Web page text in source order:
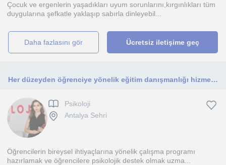
Çocuk ve ergenlerin yaşadıkları uyum sorunlarını,kırgınlıkları tüm
duygularına şefkatle yaklaşıp sabırla dinleyebil...
daha fazlasını gör Ücretsiz iletişime geç
Her düzeyden öğrenciye yönelik eğitim danışmanlığı hizmeti vermekteyim. Kişiye yönelik çalışma planları oluşturuyorum.
Psikoloji
Antalya Sehri
Öğrencilerin bireysel ihtiyaçlarına yönelik çalışma programı
hazırlamak ve öğrencilere psikolojik destek olmak uzma...